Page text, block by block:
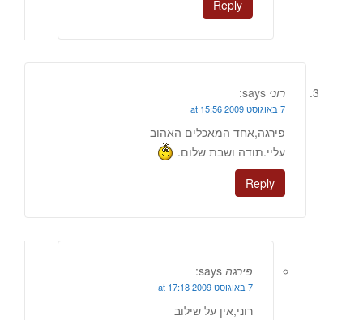
Reply
רוני says:
7 באוגוסט 2009 at 15:56
פירגה,אחד המאכלים האהוב
עליי.תודה ושבת שלום.
Reply
פירגה says:
7 באוגוסט 2009 at 17:18
רוני,אין על שילוב